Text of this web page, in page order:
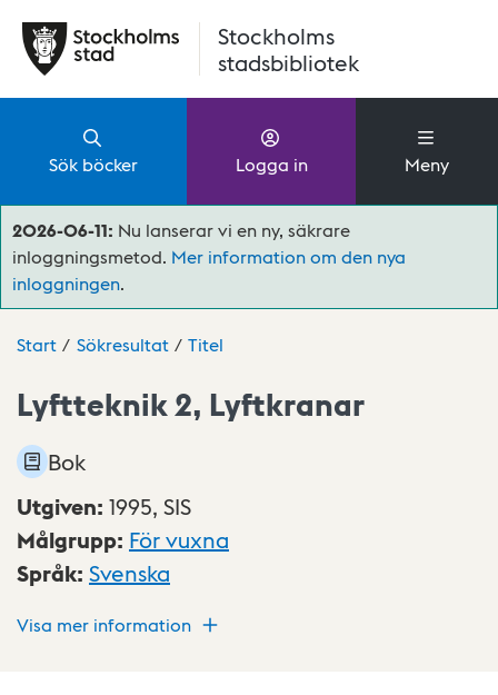
Stockholms
stadsbibliotek
Sök böcker Logga in Meny
2026-06-11: Nu lanserar vi en ny, säkrare
inloggningsmetod. Mer information om den nya
inloggningen.
Start Sökresultat Titel
Lyftteknik 2, Lyftkranar
Bok
Utgiven: 1995, SIS
Målgrupp: För vuxna
Språk: Svenska
Visa mer information